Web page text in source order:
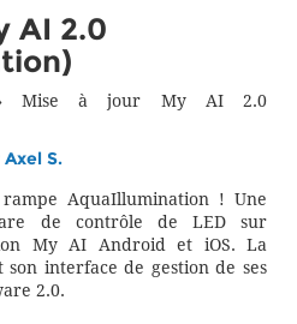
AI 2.0
Mise à jour My AI 2.0
Axel S.
rampe AquaIllumination ! Une
de contrôle de LED sur
My AI Android et iOS. La
interface de gestion de ses
2.0.